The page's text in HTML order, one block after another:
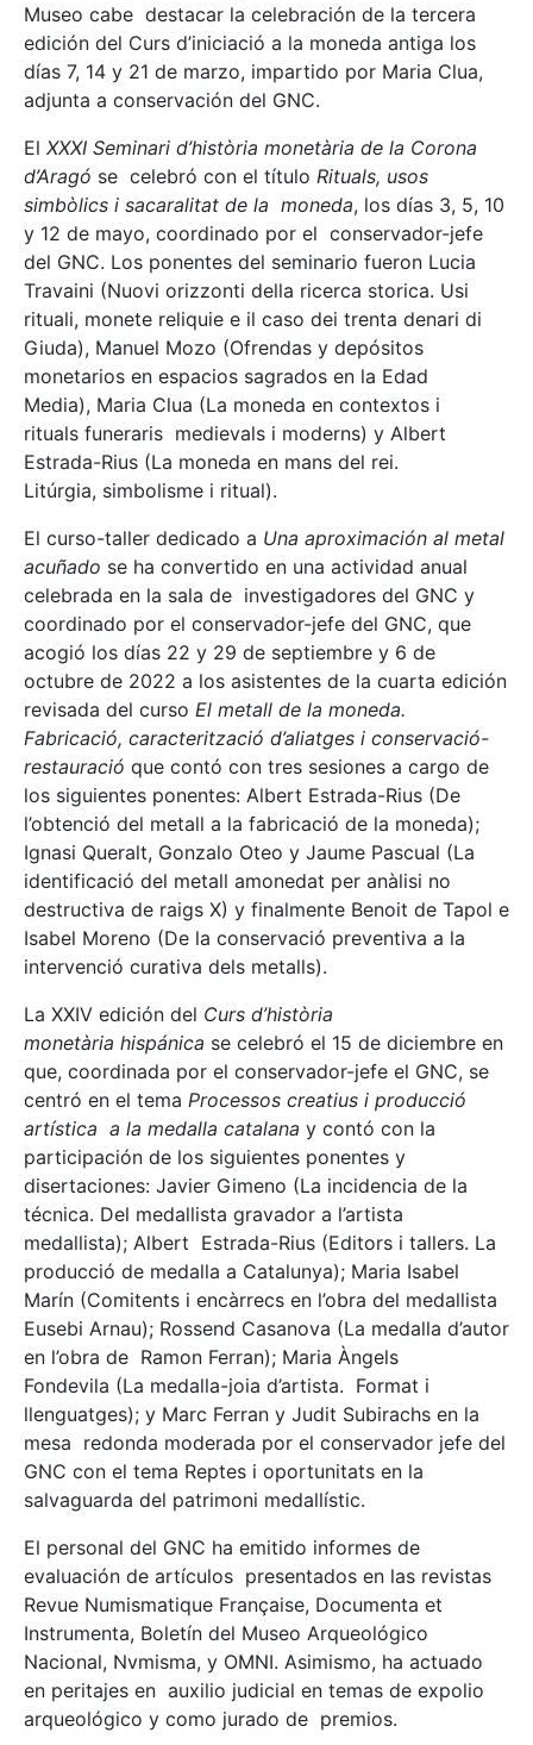
Museo cabe destacar la celebración de la tercera
edición del Curs d’iniciació a la moneda antiga los
días 7, 14 y 21 de marzo, impartido por Maria Clua,
adjunta a conservación del GNC.
El XXXI Seminari d’història monetària de la Corona
d’Aragó se celebró con el título Rituals, usos
simbòlics i sacaralitat de la moneda, los días 3, 5, 10
y 12 de mayo, coordinado por el conservador-jefe
del GNC. Los ponentes del seminario fueron Lucia
Travaini (Nuovi orizzonti della ricerca storica. Usi
rituali, monete reliquie e il caso dei trenta denari di
Giuda), Manuel Mozo (Ofrendas y depósitos
monetarios en espacios sagrados en la Edad
Media), Maria Clua (La moneda en contextos i
rituals funeraris medievals i moderns) y Albert
Estrada-Rius (La moneda en mans del rei.
Litúrgia, simbolisme i ritual).
El curso-taller dedicado a Una aproximación al metal
acuñado se ha convertido en una actividad anual
celebrada en la sala de investigadores del GNC y
coordinado por el conservador-jefe del GNC, que
acogió los días 22 y 29 de septiembre y 6 de
octubre de 2022 a los asistentes de la cuarta edición
revisada del curso El metall de la moneda.
Fabricació, caracterització d’aliatges i conservació-
restauració que contó con tres sesiones a cargo de
los siguientes ponentes: Albert Estrada-Rius (De
l’obtenció del metall a la fabricació de la moneda);
Ignasi Queralt, Gonzalo Oteo y Jaume Pascual (La
identificació del metall amonedat per anàlisi no
destructiva de raigs X) y finalmente Benoit de Tapol e
Isabel Moreno (De la conservació preventiva a la
intervenció curativa dels metalls).
La XXIV edición del Curs d’història
monetària hispánica se celebró el 15 de diciembre en
que, coordinada por el conservador-jefe el GNC, se
centró en el tema Processos creatius i producció
artística a la medalla catalana y contó con la
participación de los siguientes ponentes y
disertaciones: Javier Gimeno (La incidencia de la
técnica. Del medallista gravador a l’artista
medallista); Albert Estrada-Rius (Editors i tallers. La
producció de medalla a Catalunya); Maria Isabel
Marín (Comitents i encàrrecs en l’obra del medallista
Eusebi Arnau); Rossend Casanova (La medalla d’autor
en l’obra de Ramon Ferran); Maria Àngels
Fondevila (La medalla-joia d’artista. Format i
llenguatges); y Marc Ferran y Judit Subirachs en la
mesa redonda moderada por el conservador jefe del
GNC con el tema Reptes i oportunitats en la
salvaguarda del patrimoni medallístic.
El personal del GNC ha emitido informes de
evaluación de artículos presentados en las revistas
Revue Numismatique Française, Documenta et
Instrumenta, Boletín del Museo Arqueológico
Nacional, Nvmisma, y OMNI. Asimismo, ha actuado
en peritajes en auxilio judicial en temas de expolio
arqueológico y como jurado de premios.